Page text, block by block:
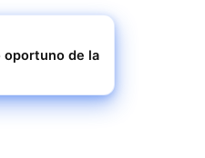
oportuno de la